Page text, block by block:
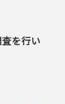
を行い